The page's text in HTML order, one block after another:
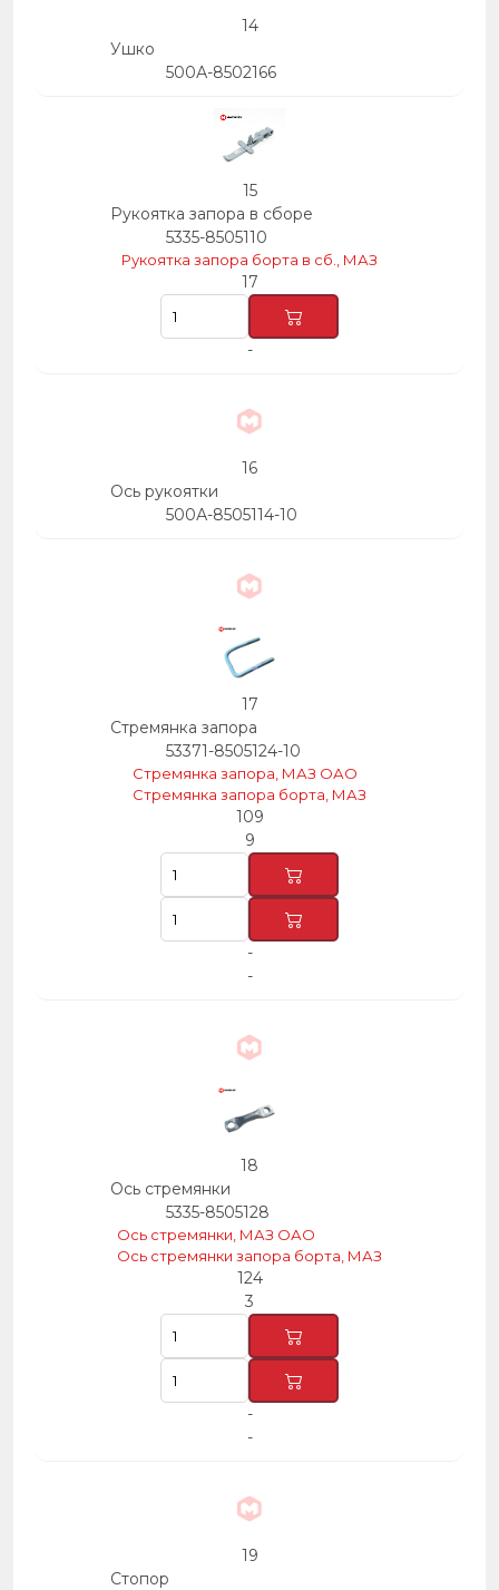
14
Ушко
500А-8502166
15
Рукоятка запора в сборе
5335-8505110
Рукоятка запора борта в сб., МАЗ
17
-
16
Ось рукоятки
500А-8505114-10
17
Стремянка запора
53371-8505124-10
Стремянка запора, МАЗ ОАО
Стремянка запора борта, МАЗ
109
9
-
-
18
Ось стремянки
5335-8505128
Ось стремянки, МАЗ ОАО
Ось стремянки запора борта, МАЗ
124
3
-
-
19
Стопор